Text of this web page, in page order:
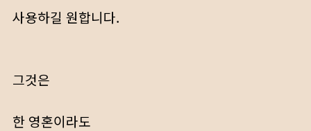
사용하길 원합니다.
그것은
한 영혼이라도